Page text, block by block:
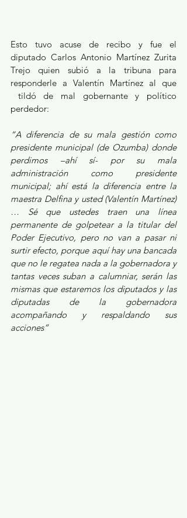
Esto tuvo acuse de recibo y fue el
diputado Carlos Antonio Martínez Zurita
Trejo quien subió a la tribuna para
responderle a Valentín Martínez al que
tildó de mal gobernante y político
perdedor:
“A diferencia de su mala gestión como
presidente municipal (de Ozumba) donde
perdimos –ahí sí- por su mala
administración como presidente
municipal; ahí está la diferencia entre la
maestra Delfina y usted (Valentín Martínez)
… Sé que ustedes traen una línea
permanente de golpetear a la titular del
Poder Ejecutivo, pero no van a pasar ni
surtir efecto, porque aquí hay una bancada
que no le regatea nada a la gobernadora y
tantas veces suban a calumniar, serán las
mismas que estaremos los diputados y las
diputadas de la gobernadora
acompañando y respaldando sus
acciones”